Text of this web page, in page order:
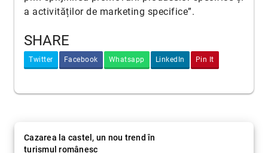
a activităților de marketing specifice”.
SHARE
Twitter Facebook Whatsapp LinkedIn Pin It
Cazarea la castel, un nou trend în
turismul românesc